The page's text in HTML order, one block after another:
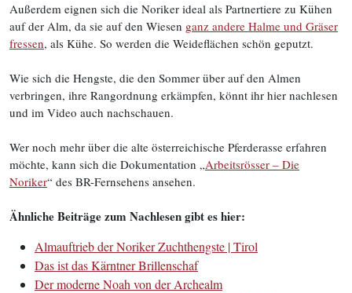
Außerdem eignen sich die Noriker ideal als Partnertiere zu Kühen
auf der Alm, da sie auf den Wiesen ganz andere Halme und Gräser
fressen, als Kühe. So werden die Weideflächen schön geputzt.
Wie sich die Hengste, die den Sommer über auf den Almen
verbringen, ihre Rangordnung erkämpfen, könnt ihr hier nachlesen
und im Video auch nachschauen.
Wer noch mehr über die alte österreichische Pferderasse erfahren
möchte, kann sich die Dokumentation „Arbeitsrösser – Die
Noriker“ des BR-Fernsehens ansehen.
Ähnliche Beiträge zum Nachlesen gibt es hier:
Almauftrieb der Noriker Zuchthengste | Tirol
Das ist das Kärntner Brillenschaf
Der moderne Noah von der Archealm